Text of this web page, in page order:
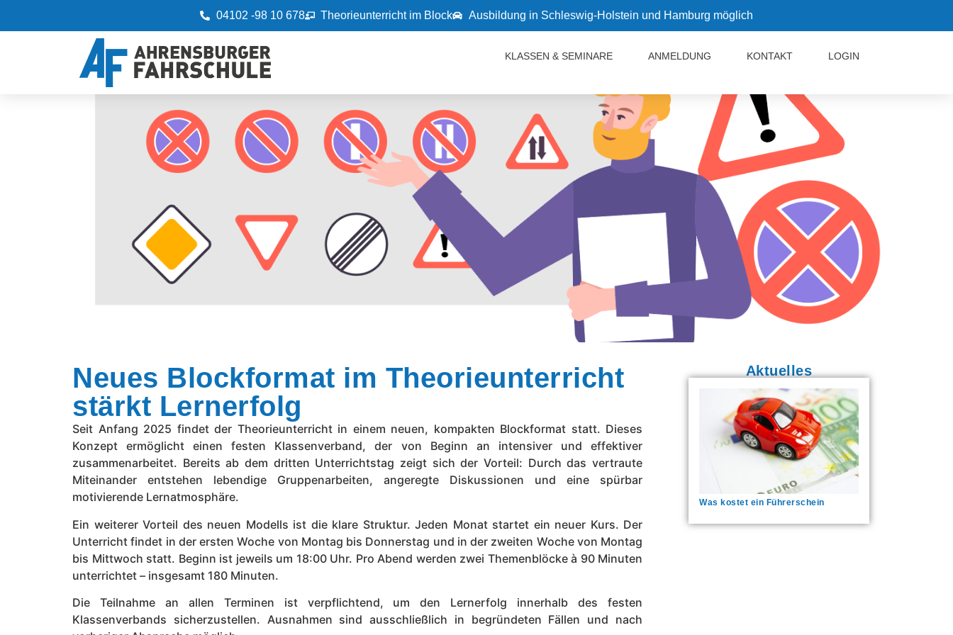
04102 -98 10 678 Theorieunterricht im Block Ausbildung in Schleswig-Holstein und Hamburg möglich
KLASSEN & SEMINARE ANMELDUNG KONTAKT LOGIN
Neues Blockformat im Theorieunterricht
stärkt Lernerfolg
Seit Anfang 2025 findet der Theorieunterricht in einem neuen, kompakten Blockformat statt. Dieses
Konzept ermöglicht einen festen Klassenverband, der von Beginn an intensiver und effektiver
zusammenarbeitet. Bereits ab dem dritten Unterrichtstag zeigt sich der Vorteil: Durch das vertraute
Miteinander entstehen lebendige Gruppenarbeiten, angeregte Diskussionen und eine spürbar
motivierende Lernatmosphäre.
Ein weiterer Vorteil des neuen Modells ist die klare Struktur. Jeden Monat startet ein neuer Kurs. Der
Unterricht findet in der ersten Woche von Montag bis Donnerstag und in der zweiten Woche von Montag
bis Mittwoch statt. Beginn ist jeweils um 18:00 Uhr. Pro Abend werden zwei Themenblöcke à 90 Minuten
unterrichtet – insgesamt 180 Minuten.
Die Teilnahme an allen Terminen ist verpflichtend, um den Lernerfolg innerhalb des festen
Klassenverbands sicherzustellen. Ausnahmen sind ausschließlich in begründeten Fällen und nach
Aktuelles
Was kostet ein Führerschein